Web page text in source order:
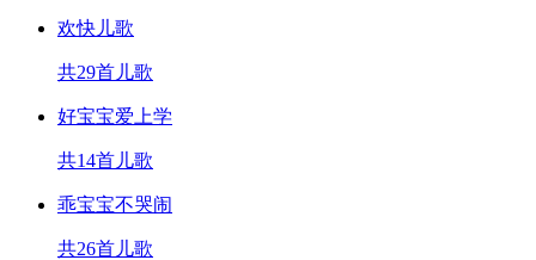
欢快儿歌
共29首儿歌
好宝宝爱上学
共14首儿歌
乖宝宝不哭闹
共26首儿歌